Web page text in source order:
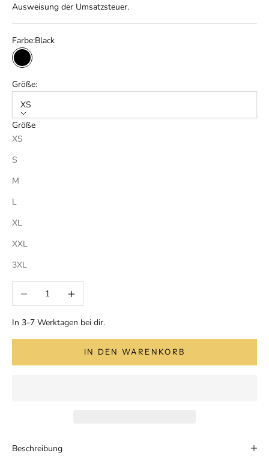
Ausweisung der Umsatzsteuer.
Farbe:Black
Black
Größe:
XS
Größe
XS
S
M
L
XL
XXL
3XL
Anzahl verringernAnzahl erhöhen
In 3-7 Werktagen bei dir.
IN DEN WARENKORB
Beschreibung